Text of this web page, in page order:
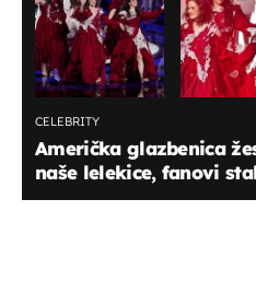
CELEBRITY
Američka glazbenica
naše lelekice, fanovi